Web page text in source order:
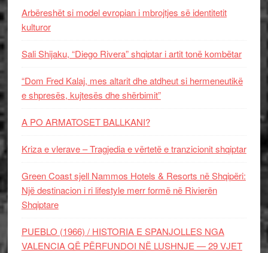
Arbëreshët si model evropian i mbrojtjes së identitetit
kulturor
Sali Shijaku, “Diego Rivera” shqiptar i artit tonë kombëtar
“Dom Fred Kalaj, mes altarit dhe atdheut si hermeneutikë
e shpresës, kujtesës dhe shërbimit”
A PO ARMATOSET BALLKANI?
Kriza e vlerave – Tragjedia e vërtetë e tranzicionit shqiptar
Green Coast sjell Nammos Hotels & Resorts në Shqipëri:
Një destinacion i ri lifestyle merr formë në Rivierën
Shqiptare
PUEBLO (1966) / HISTORIA E SPANJOLLES NGA
VALENCIA QË PËRFUNDOI NË LUSHNJE — 29 VJET